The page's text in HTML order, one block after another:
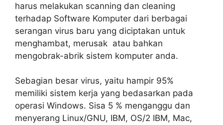
harus melakukan scanning dan cleaning
terhadap Software Komputer dari berbagai
serangan virus baru yang diciptakan untuk
menghambat, merusak atau bahkan
mengobrak-abrik sistem komputer anda.
Sebagian besar virus, yaitu hampir 95%
memiliki sistem kerja yang bedasarkan pada
operasi Windows. Sisa 5 % menganggu dan
menyerang Linux/GNU, IBM, OS/2 IBM, Mac,